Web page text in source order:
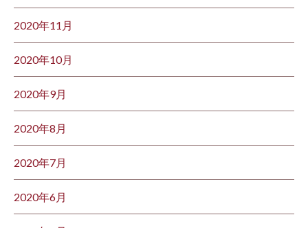
2020年11月
2020年10月
2020年9月
2020年8月
2020年7月
2020年6月